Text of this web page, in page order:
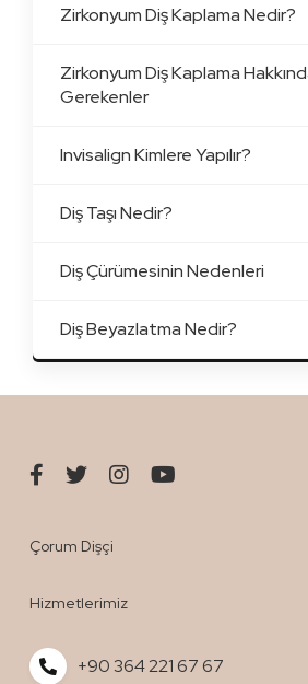
Zirkonyum Diş Kaplama Nedir?
Zirkonyum Diş Kaplama
Gerekenler
Invisalign Kimlere Yapılır?
Diş Taşı Nedir?
Diş Çürümesinin Nedenleri
Diş Beyazlatma Nedir?
Çorum Dişçi
Hizmetlerimiz
+90 364 221 67 67